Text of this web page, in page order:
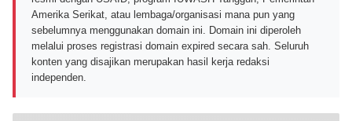
Amerika Serikat, atau lembaga/organisasi mana pun yang
sebelumnya menggunakan domain ini. Domain ini diperoleh
melalui proses registrasi domain expired secara sah. Seluruh
konten yang disajikan merupakan hasil kerja redaksi
independen.